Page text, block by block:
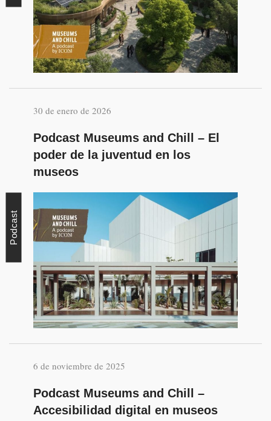
30 de enero de 2026
Podcast Museums and Chill – El
poder de la juventud en los
museos
Podcast
6 de noviembre de 2025
Podcast Museums and Chill –
Accesibilidad digital en museos